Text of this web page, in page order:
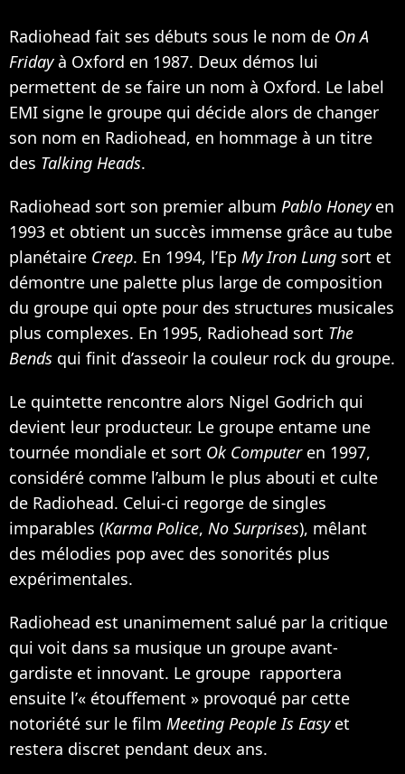
Radiohead fait ses débuts sous le nom de On A
Fridayà Oxford en 1987. Deux démos lui
permettent de se faire un nom à Oxford. Le label
EMI signe le groupe qui décide alors de changer
son nom en Radiohead, en hommage à un titre
des Talking Heads.
Radiohead sort son premier album Pablo Honeyen
1993 et obtient un succès immense grâce au tube
planétaire Creep. En 1994, l’Ep My Iron Lung sort et
démontre une palette plus large de composition
du groupe qui opte pour des structures musicales
plus complexes. En 1995, Radiohead sort The
Bends qui finit d’asseoir la couleur rock du groupe.
Le quintette rencontre alors Nigel Godrich qui
devient leur producteur. Le groupe entame une
tournée mondiale et sort Ok Computeren 1997,
considéré comme l’album le plus abouti et culte
de Radiohead. Celui-ci regorge de singles
imparables (Karma Police, No Surprises), mêlant
des mélodies pop avec des sonorités plus
expérimentales.
Radiohead est unanimement salué par la critique
qui voit dans sa musique un groupe avant-
gardiste et innovant. Le groupe rapportera
ensuite l’« étouffement » provoqué par cette
notoriété sur le film Meeting People Is Easyet
restera discret pendant deux ans.